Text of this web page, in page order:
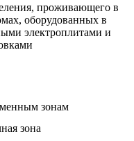
проживающего в
оборудованных в
электроплитами и
зонам
зона